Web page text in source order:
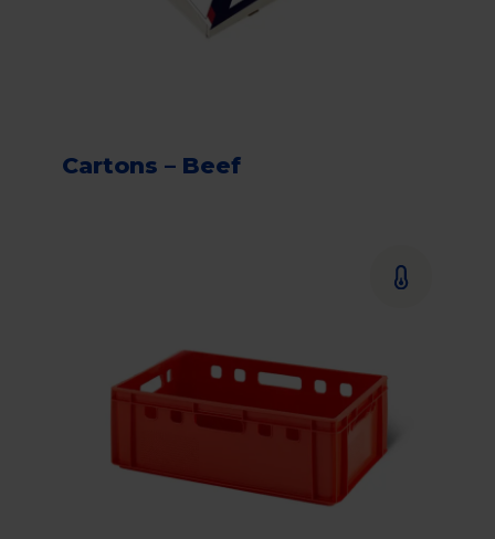
Cartons – Beef